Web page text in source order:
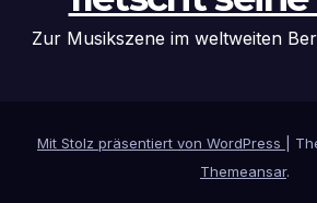
Zur Musikszene im weltweiten
Mit Stolz präsentiert von WordPress
Themeansar.